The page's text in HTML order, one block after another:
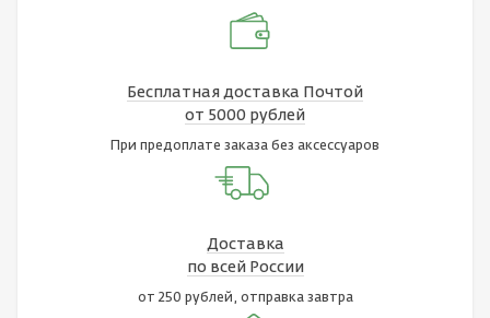
Бесплатная доставка Почтой
от 5000 рублей
При предоплате заказа без аксессуаров
Доставка
по всей России
от 250 рублей, отправка завтра